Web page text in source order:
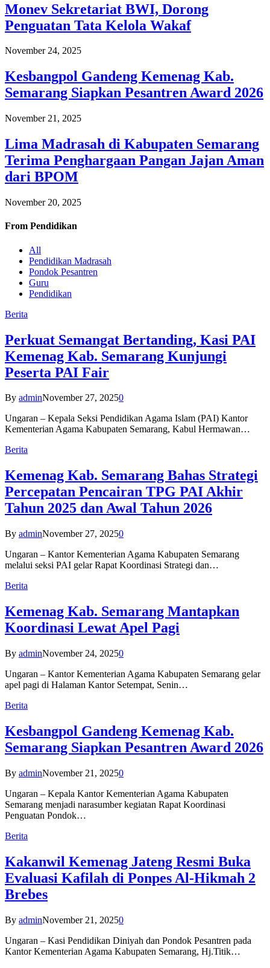
Monev Sekretariat BWI, Dorong
Penguatan Tata Kelola Wakaf
November 24, 2025
Kesbangpol Gandeng Kemenag Kab.
Semarang Siapkan Pesantren Award 2026
November 21, 2025
Lima Madrasah di Kabupaten Semarang
Terima Penghargaan Pangan Jajan Aman
dari BPOM
November 20, 2025
From Pendidikan
All
Pendidikan Madrasah
Pondok Pesantren
Guru
Pendidikan
Berita
Perkuat Semangat Bertanding, Kasi PAI
Kemenag Kab. Semarang Kunjungi
Peserta PAI Fair
By adminNovember 27, 20250
Ungaran – Kepala Seksi Pendidikan Agama Islam (PAI) Kantor
Kementerian Agama Kabupaten Semarang, Kabul Hermawan…
Berita
Kemenag Kab. Semarang Bahas Strategi
Percepatan Pencairan TPG PAI Akhir
Tahun 2025 dan Awal Tahun 2026
By adminNovember 27, 20250
Ungaran – Kantor Kementerian Agama Kabupaten Semarang
melalui seksi PAI gelar Rapat Koordinasi Strategi dan…
Berita
Kemenag Kab. Semarang Mantapkan
Koordinasi Lewat Apel Pagi
By adminNovember 24, 20250
Ungaran – Kantor Kementerian Agama Kabupaten Semarang gelar
apel pagi di Halaman Kantor Setempat, Senin…
Berita
Kesbangpol Gandeng Kemenag Kab.
Semarang Siapkan Pesantren Award 2026
By adminNovember 21, 20250
Ungaran – Kepala Kantor Kementerian Agama Kabupaten
Semarang menjadi narasumber kegiatan Rapat Koordinasi
Penguatan Pondok…
Berita
Kakanwil Kemenag Jateng Resmi Buka
Evaluasi Kafilah di Ponpes Al-Hikmah 2
Brebes
By adminNovember 21, 20250
Ungaran – Kasi Pendidikan Diniyah dan Pondok Pesantren pada
Kantor Kementerian Agama Kabupaten Semarang, Hj.Titik…